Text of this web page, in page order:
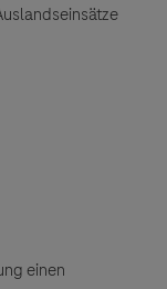
einen